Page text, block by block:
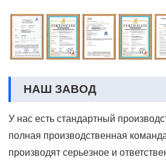
НАШ ЗАВОД
У нас есть стандартный
полная производственная
производят серьезное и